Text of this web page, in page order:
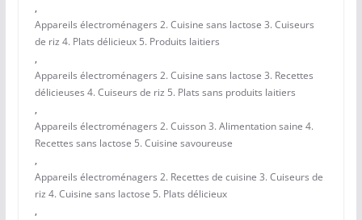
,
Appareils électroménagers 2. Cuisine sans lactose 3. Cuiseurs
de riz 4. Plats délicieux 5. Produits laitiers
,
Appareils électroménagers 2. Cuisine sans lactose 3. Recettes
délicieuses 4. Cuiseurs de riz 5. Plats sans produits laitiers
,
Appareils électroménagers 2. Cuisson 3. Alimentation saine 4.
Recettes sans lactose 5. Cuisine savoureuse
,
Appareils électroménagers 2. Recettes de cuisine 3. Cuiseurs de
riz 4. Cuisine sans lactose 5. Plats délicieux
,